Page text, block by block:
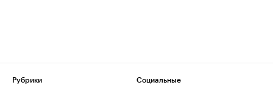
Рубрики
Социальные